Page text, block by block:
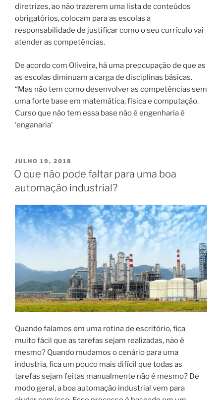
diretrizes, ao não trazerem uma lista de conteúdos
obrigatórios, colocam para as escolas a
responsabilidade de justificar como o seu currículo vai
atender as competências.
De acordo com Oliveira, há uma preocupação de que as
as escolas diminuam a carga de disciplinas básicas.
“Mas não tem como desenvolver as competências sem
uma forte base em matemática, física e computação.
Curso que não tem essa base não é engenharia é
‘enganaria’
PUBLICADO
EM
JULHO 19, 2018
O que não pode faltar para uma boa
automação industrial?
Quando falamos em uma rotina de escritório, fica
muito fácil que as tarefas sejam realizadas, não é
mesmo? Quando mudamos o cenário para uma
industria, fica um pouco mais difícil que todas as
tarefas sejam feitas manualmente não é mesmo? De
modo geral, a boa automação industrial vem para